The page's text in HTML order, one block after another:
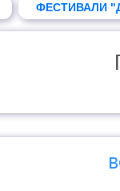
ФЕСТИВАЛИ